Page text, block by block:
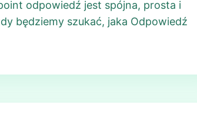
odpowiedź jest spójna, prosta i
będziemy szukać, jaka Odpowiedź